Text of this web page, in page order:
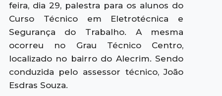
feira, dia 29, palestra para os alunos do
Curso Técnico em Eletrotécnica e
Segurança do Trabalho. A mesma
ocorreu no Grau Técnico Centro,
localizado no bairro do Alecrim. Sendo
conduzida pelo assessor técnico, João
Esdras Souza.